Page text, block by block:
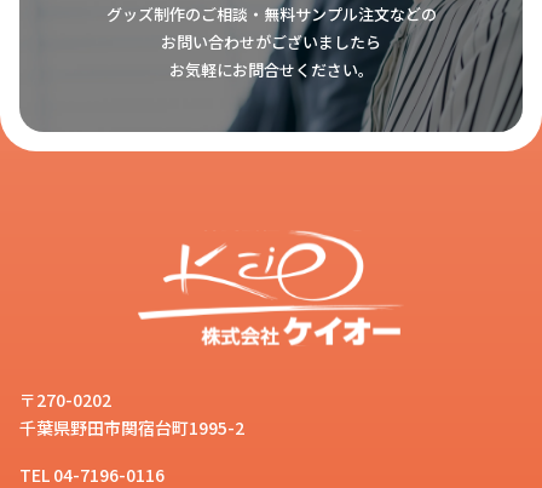
グッズ制作のご相談・無料サンプル注文などの
お問い合わせがございましたら
お気軽にお問合せください。
〒270-0202
千葉県野田市関宿台町1995-2
TEL 04-7196-0116